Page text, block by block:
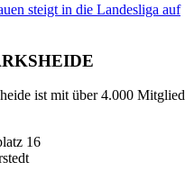
steigt in die Landesliga auf
ist mit über 4.000
16